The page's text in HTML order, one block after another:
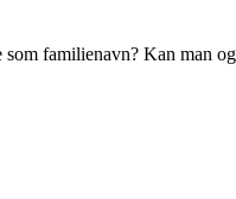
familienavn? Kan man